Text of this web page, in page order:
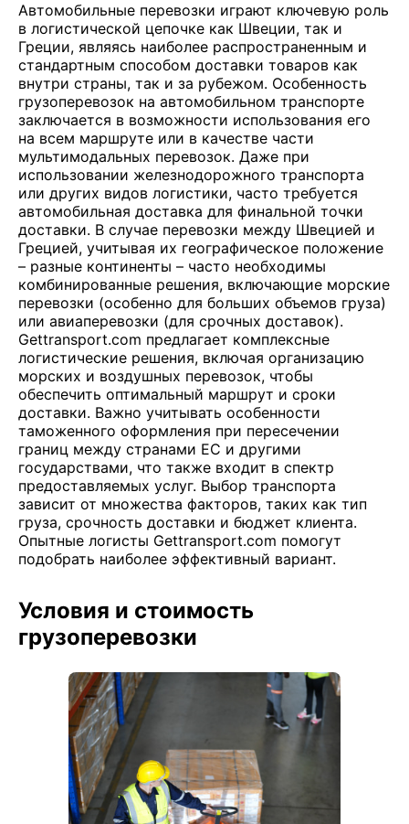
Автомобильные перевозки играют ключевую роль
в логистической цепочке как Швеции, так и
Греции, являясь наиболее распространенным и
стандартным способом доставки товаров как
внутри страны, так и за рубежом. Особенность
грузоперевозок на автомобильном транспорте
заключается в возможности использования его
на всем маршруте или в качестве части
мультимодальных перевозок. Даже при
использовании железнодорожного транспорта
или других видов логистики, часто требуется
автомобильная доставка для финальной точки
доставки. В случае перевозки между Швецией и
Грецией, учитывая их географическое положение
– разные континенты – часто необходимы
комбинированные решения, включающие морские
перевозки (особенно для больших объемов груза)
или авиаперевозки (для срочных доставок).
Gettransport.com предлагает комплексные
логистические решения, включая организацию
морских и воздушных перевозок, чтобы
обеспечить оптимальный маршрут и сроки
доставки. Важно учитывать особенности
таможенного оформления при пересечении
границ между странами ЕС и другими
государствами, что также входит в спектр
предоставляемых услуг. Выбор транспорта
зависит от множества факторов, таких как тип
груза, срочность доставки и бюджет клиента.
Опытные логисты Gettransport.com помогут
подобрать наиболее эффективный вариант.
Условия и стоимость
грузоперевозки